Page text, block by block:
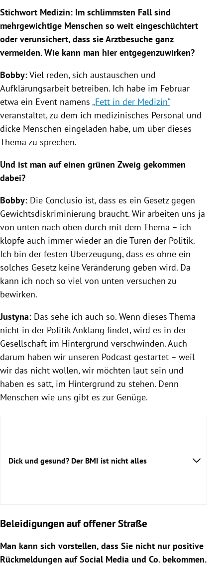
Stichwort Medizin: Im schlimmsten Fall sind
mehrgewichtige Menschen so weit eingeschüchtert
oder verunsichert, dass sie Arztbesuche ganz
vermeiden. Wie kann man hier entgegenzuwirken?
Bobby:Viel reden, sich austauschen und
Aufklärungsarbeit betreiben. Ich habe im Februar
etwa ein Event namens „Fett in der Medizin“
veranstaltet, zu dem ich medizinisches Personal und
dicke Menschen eingeladen habe, um über dieses
Thema zu sprechen.
Und ist man auf einen grünen Zweig gekommen
dabei?
Bobby: Die Conclusio ist, dass es ein Gesetz gegen
Gewichtsdiskriminierung braucht. Wir arbeiten uns ja
von unten nach oben durch mit dem Thema – ich
klopfe auch immer wieder an die Türen der Politik.
Ich bin der festen Überzeugung, dass es ohne ein
solches Gesetz keine Veränderung geben wird. Da
kann ich noch so viel von unten versuchen zu
bewirken.
Justyna: Das sehe ich auch so. Wenn dieses Thema
nicht in der Politik Anklang findet, wird es in der
Gesellschaft im Hintergrund verschwinden. Auch
darum haben wir unseren Podcast gestartet – weil
wir das nicht wollen, wir möchten laut sein und
haben es satt, im Hintergrund zu stehen. Denn
Menschen wie uns gibt es zur Genüge.
Dick und gesund? Der BMI ist nicht alles
Beleidigungen auf offener Straße
Man kann sich vorstellen, dass Sie nicht nur positive
Rückmeldungen auf Social Media und Co. bekommen.